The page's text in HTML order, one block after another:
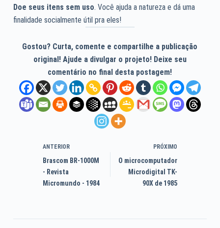
Doe seus itens sem uso. Você ajuda a natureza e dá uma
finalidade socialmente útil pra eles!
Gostou? Curta, comente e compartilhe a publicação
original! Ajude a divulgar o projeto! Deixe seu
comentário no final desta postagem!
ANTERIOR
Brascom BR-1000M
- Revista
Micromundo - 1984
PRÓXIMO
O microcomputador
Microdigital TK-
90X de 1985